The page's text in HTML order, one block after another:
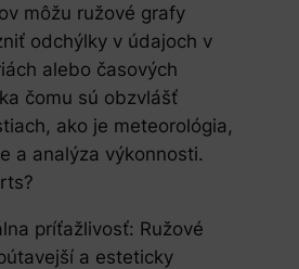
môžu ružové grafy
odchýlky v údajoch v
alebo časových
čomu sú obzvlášť
ako je meteorológia,
a analýza výkonnosti.
príťažlivosť: Ružové
a esteticky